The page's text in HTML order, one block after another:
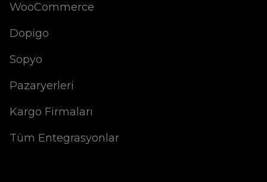
WooCommerce
Dopigo
Sopyo
Pazaryerleri
Kargo Firmaları
Tüm Entegrasyonlar